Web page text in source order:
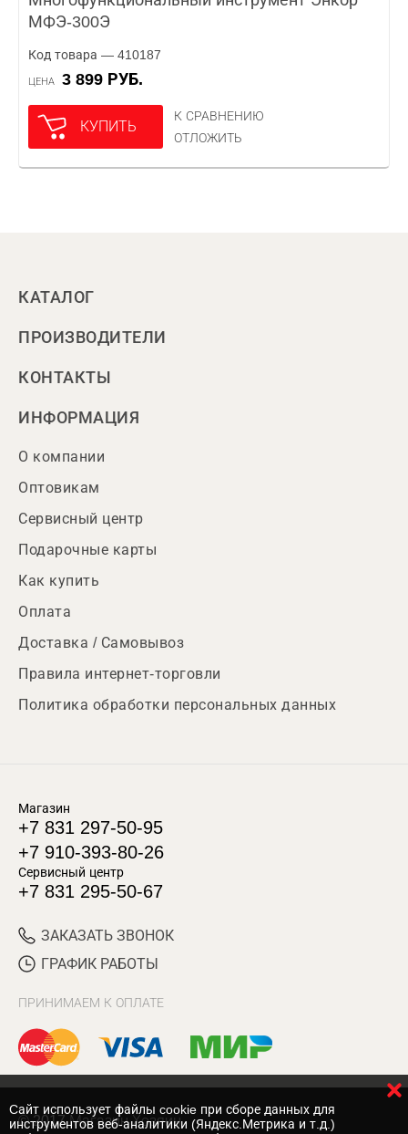
МФЭ-300Э
Код товара — 410187
ЦЕНА 3 899 РУБ.
КУПИТЬ
К СРАВНЕНИЮ
ОТЛОЖИТЬ
КАТАЛОГ
ПРОИЗВОДИТЕЛИ
КОНТАКТЫ
ИНФОРМАЦИЯ
О компании
Оптовикам
Сервисный центр
Подарочные карты
Как купить
Оплата
Доставка / Самовывоз
Правила интернет-торговли
Политика обработки персональных данных
Магазин
+7 831 297-50-95
+7 910-393-80-26
Сервисный центр
+7 831 295-50-67
ЗАКАЗАТЬ ЗВОНОК
ГРАФИК РАБОТЫ
ПРИНИМАЕМ К ОПЛАТЕ
© 2017 Магазин Хозяин
Cайт использует файлы cookie при сборе данных для
инструментов веб-аналитики (Яндекс.Метрика и т.д.)